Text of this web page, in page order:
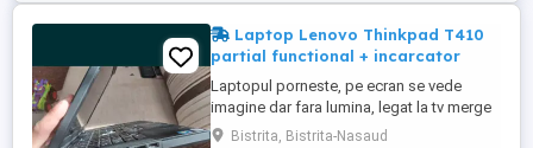
Laptop Lenovo Thinkpad T410
partial functional + incarcator
Laptopul porneste, pe ecran se vede
imagine dar fara lumina, legat la tv merge
fara probleme, se vinde cu bateria
Bistrita, Bistrita-Nasaud